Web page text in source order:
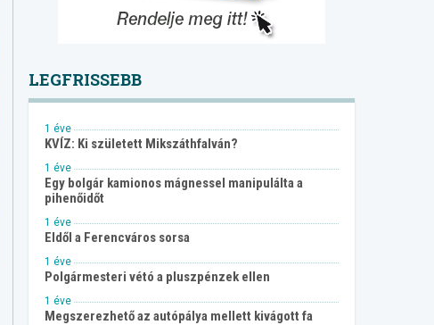
LEGFRISSEBB
1 éve
KVÍZ: Ki született Mikszáthfalván?
1 éve
Egy bolgár kamionos mágnessel manipulálta a
pihenőidőt
1 éve
Eldől a Ferencváros sorsa
1 éve
Polgármesteri vétó a pluszpénzek ellen
1 éve
Megszerezhető az autópálya mellett kivágott fa